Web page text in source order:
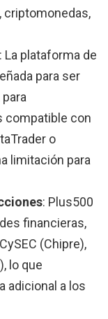
criptomonedas,
: La plataforma de
para ser
compatible con
o
limitación para
: Plus500
financieras,
(Chipre),
lo que
adicional a los